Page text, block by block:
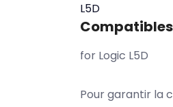
L5D
for Logic L5D
Pour garantir la